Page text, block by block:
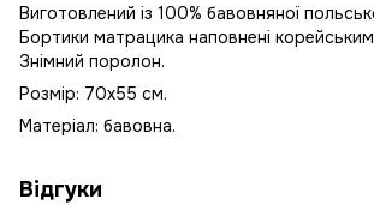
Виготовлений із 100% бавовняної
Бортики матрацика наповнені
Знімний поролон.
Розмір: 70х55 см.
Матеріал: бавовна.
Відгуки